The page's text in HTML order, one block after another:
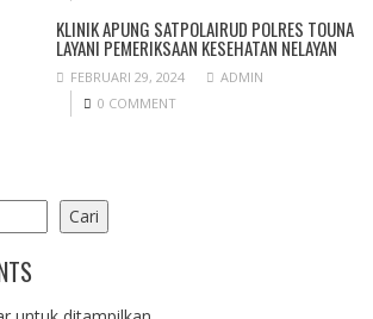
KLINIK APUNG SATPOLAIRUD POLRES TOUNA
LAYANI PEMERIKSAAN KESEHATAN NELAYAN
FEBRUARI 29, 2024
ADMIN
0 COMMENT
Cari